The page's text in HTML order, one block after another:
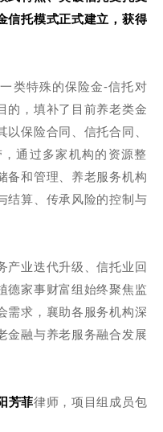
信托模式正式建立，获得
类特殊的保险金-信托对
的，填补了目前养老类金
保险合同、信托合同、
通过多家机构的资源整
备和管理、养老服务机构
结算、传承风险的控制与
产业迭代升级、信托业回
德家事财富组始终聚焦监
需求，襄助各服务机构深
金融与养老服务融合发展
芳菲律师，项目组成员包